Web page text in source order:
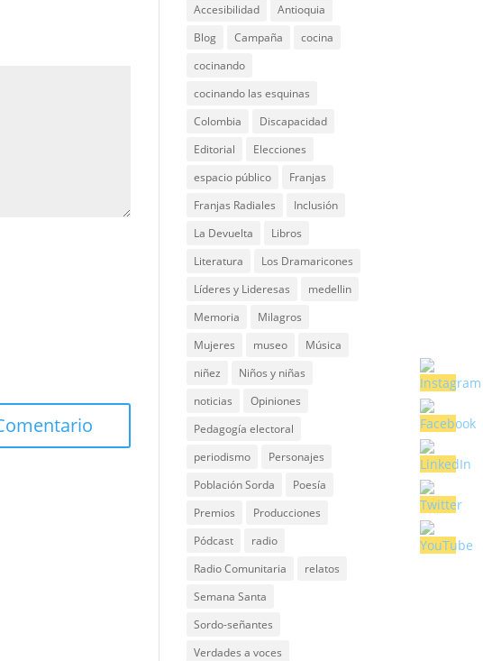
Accesibilidad
Antioquia
Blog
Campaña
cocina
cocinando
cocinando las esquinas
Colombia
Discapacidad
Editorial
Elecciones
espacio público
Franjas
Franjas Radiales
Inclusión
La Devuelta
Libros
Literatura
Los Dramaricones
Líderes y Lideresas
medellin
Memoria
Milagros
Mujeres
museo
Música
niñez
Niños y niñas
noticias
Opiniones
Pedagogía electoral
periodismo
Personajes
Población Sorda
Poesía
Premios
Producciones
Pódcast
radio
Radio Comunitaria
relatos
Semana Santa
Sordo-señantes
Verdades a voces